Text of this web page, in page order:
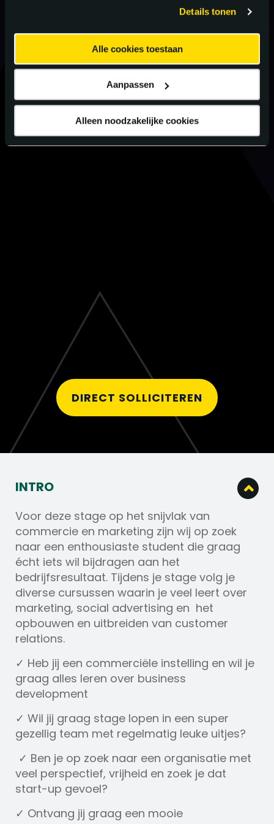
Details tonen
Alle cookies toestaan
Aanpassen
Alleen noodzakelijke cookies
DIRECT SOLLICITEREN
INTRO
Voor deze stage op het snijvlak van
commercie en marketing zijn wij op zoek
naar een enthousiaste student die graag
écht iets wil bijdragen aan het
bedrijfsresultaat. Tijdens je stage volg je
diverse cursussen waarin je veel leert over
marketing, social advertising en het
opbouwen en uitbreiden van customer
relations.
✓ Heb jij een commerciële instelling en wil je
graag alles leren over business
development
✓ Wil jij graag stage lopen in een super
gezellig team met regelmatig leuke uitjes?
✓ Ben je op zoek naar een organisatie met
veel perspectief, vrijheid en zoek je dat
start-up gevoel?
✓ Ontvang jij graag een mooie